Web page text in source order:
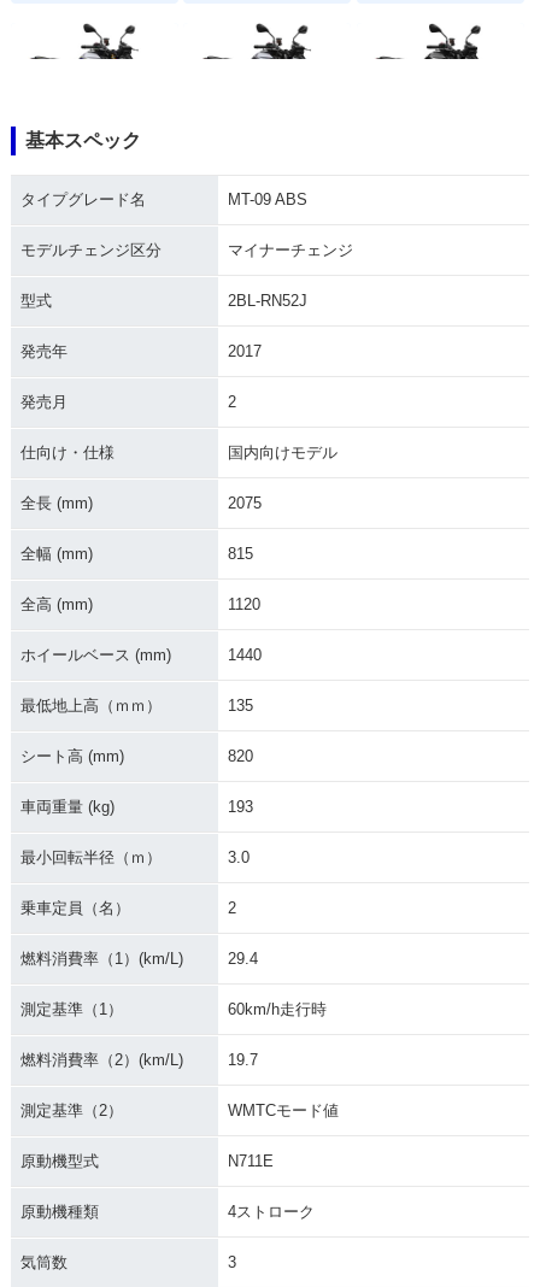
ジ
2024年 MT-09 SP・
マイナーチェンジ
イナーチェンジ
2022年 MT-09 AB
S・カラーチェンジ
S・フルモデルチェ
2021年 MT-09 SP 2021年 MT-09
2019年 MT-09 AB
2018年 MT-09 SP A
2017年 MT-09 AB
ジ
2016年 MT-09 AB
基本スペック
タイプグレード名 MT-09 ABS
モデルチェンジ区分 マイナーチェンジ
型式 2BL-RN52J
発売年 2017
発売月 2
仕向け・仕様 国内向けモデル
全長 (mm) 2075
全幅 (mm) 815
全高 (mm) 1120
ホイールベース (mm) 1440
最低地上高（ｍｍ） 135
シート高 (mm) 820
車両重量 (kg) 193
最小回転半径（ｍ） 3.0
乗車定員（名） 2
燃料消費率（1）(km/L) 29.4
測定基準（1） 60km/h走行時
燃料消費率（2）(km/L) 19.7
測定基準（2） WMTCモード値
原動機型式 N711E
原動機種類 4ストローク
気筒数 3